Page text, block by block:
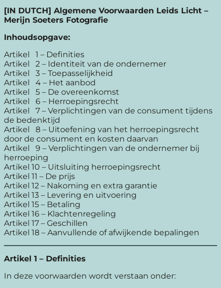
[IN DUTCH] Algemene Voorwaarden Leids Licht –
Merijn Soeters Fotografie
Inhoudsopgave:
Artikel 1 – Definities
Artikel 2 – Identiteit van de ondernemer
Artikel 3 – Toepasselijkheid
Artikel 4 – Het aanbod
Artikel 5 – De overeenkomst
Artikel 6 – Herroepingsrecht
Artikel 7 – Verplichtingen van de consument tijdens
de bedenktijd
Artikel 8 – Uitoefening van het herroepingsrecht
door de consument en kosten daarvan
Artikel 9 – Verplichtingen van de ondernemer bij
herroeping
Artikel 10 – Uitsluiting herroepingsrecht
Artikel 11 – De prijs
Artikel 12 – Nakoming en extra garantie
Artikel 13 – Levering en uitvoering
Artikel 15 – Betaling
Artikel 16 – Klachtenregeling
Artikel 17 – Geschillen
Artikel 18 – Aanvullende of afwijkende bepalingen
Artikel 1 – Definities
In deze voorwaarden wordt verstaan onder: